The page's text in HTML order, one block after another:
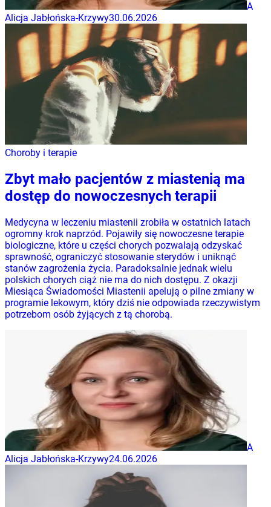
A
Alicja Jabłońska-Krzywy30.06.2026
Choroby i terapie
Zbyt mało pacjentów z miastenią ma
dostęp do nowoczesnych terapii
Medycyna w leczeniu miastenii zrobiła w ostatnich latach
ogromny krok naprzód. Pojawiły się nowoczesne terapie
biologiczne, które u części chorych pozwalają odzyskać
sprawność, ograniczyć stosowanie sterydów i uniknąć
stanów zagrożenia życia. Paradoksalnie jednak wielu
polskich chorych ciąż nie ma do nich dostępu. Z okazji
Miesiąca Świadomości Miastenii apelują o pilne zmiany w
programie lekowym, który dziś nie odpowiada rzeczywistym
potrzebom osób żyjących z tą chorobą.
A
Alicja Jabłońska-Krzywy24.06.2026